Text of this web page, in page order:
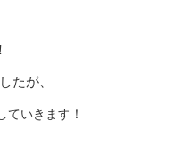
たが、
いきます！